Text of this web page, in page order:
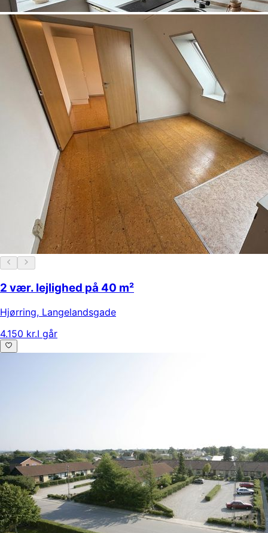
2 vær. lejlighed på 40 m²
Hjørring, Langelandsgade
4.150 kr.I går